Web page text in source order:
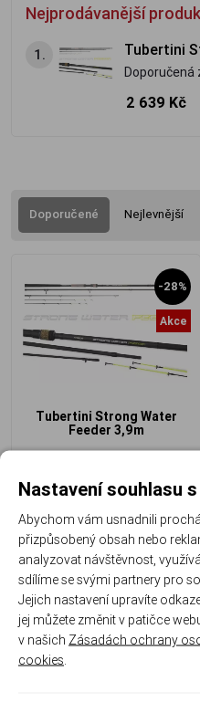
Nejprodávanější
1. Tubertini
Doporučená
2 639 Kč
Doporučené Nejlevnější
-28%
Akce
Tubertini Strong Water
Feeder 3,9m
200 g
2 639 Kč/ ks
Nastavení souhlasu
Abychom vám usnadnili
přizpůsobený obsah nebo
analyzovat návštěvnost,
sdílíme se svými partnery pro
Jejich nastavení upravíte
jej můžete změnit v patičce
v našich Zásadách ochrany
cookies